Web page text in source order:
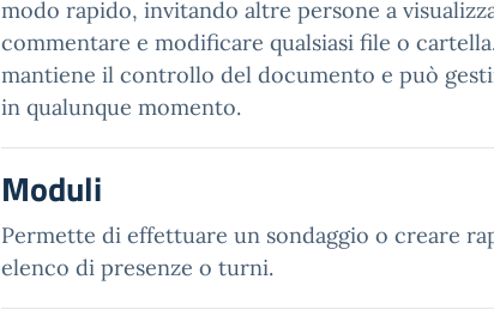
modo rapido, invitando altre persone a
commentare e modificare qualsiasi file o
mantiene il controllo del documento e può
in qualunque momento.
Moduli
Permette di effettuare un sondaggio o creare
elenco di presenze o turni.